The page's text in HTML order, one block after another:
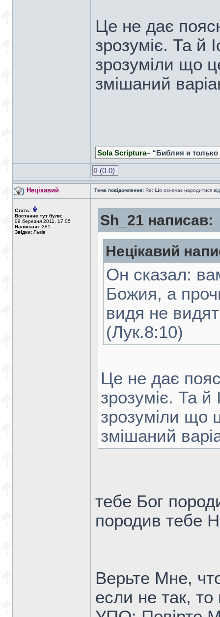
Це не дає
зрозуміє. Та й
зрозуміли що
змішаний
Sola Scriptura– “Библия и
0 (0-0)
Нецікавий Тема повідомлення: Re: Що означає народитися
Стать:
Востаннє тут були:
09 березня 2011, 17:05
Написано: 281
Звідки: Львів
Sh_21 написав:
Нецікавий
Он сказал:
Божия, а
видя не
(Лук.8:10)
Це не дає
зрозуміє. Та й
зрозуміли що
змішаний
тебе Бог
породив тебе
Верьте Мне,
если не так,